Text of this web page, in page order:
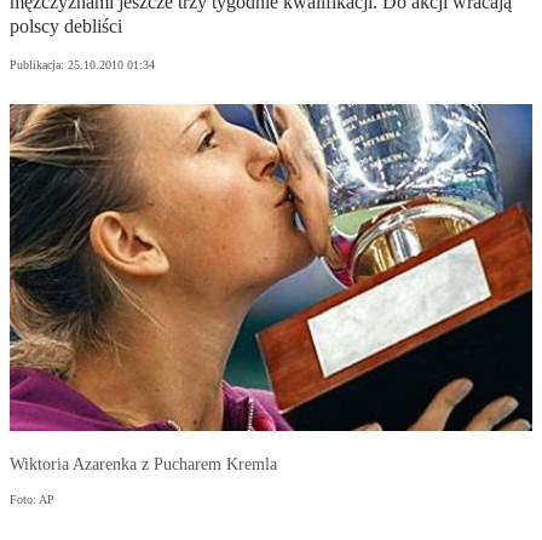
polscy debliści
Publikacja: 25.10.2010 01:34
Wiktoria Azarenka z Pucharem Kremla
Foto: AP